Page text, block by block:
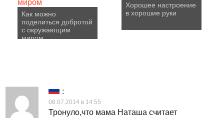
Как можно
поделиться добротой
с окружающим
миром
Хорошее настроение
в хорошие руки
:
08.07.2014 в 14:55
Тронуло,что мама Наташа считает